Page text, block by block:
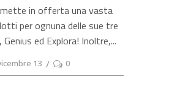
in offerta una vasta
per ognuna delle sue tre
Genius ed Explora! Inoltre,
13 0